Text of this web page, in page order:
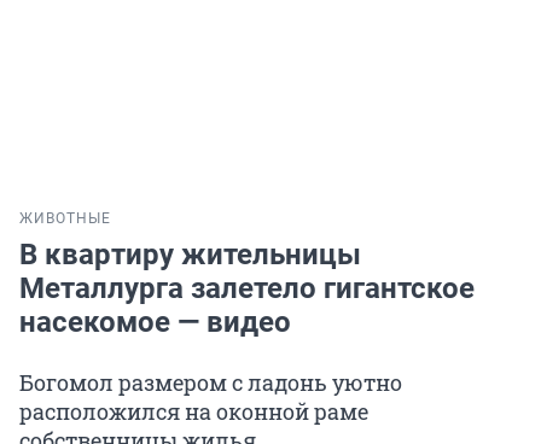
ЖИВОТНЫЕ
В квартиру жительницы
Металлурга залетело гигантское
насекомое — видео
Богомол размером с ладонь уютно
расположился на оконной раме